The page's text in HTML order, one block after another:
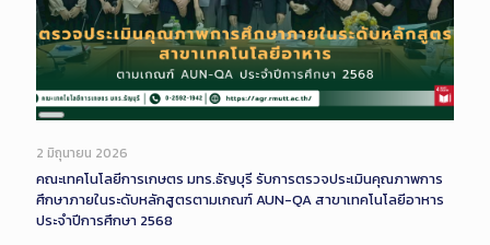
Long
Description
2 มิถุนายน 2026
คณะเทคโนโลยีการเกษตร มทร.ธัญบุรี รับการตรวจประเมินคุณภาพการ
ศึกษาภายในระดับหลักสูตรตามเกณฑ์ AUN-QA สาขาเทคโนโลยีอาหาร
ประจำปีการศึกษา 2568